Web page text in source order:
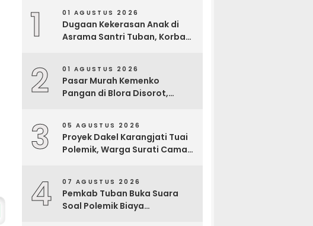
1 01 AGUSTUS 2026
Dugaan Kekerasan Anak di
Asrama Santri Tuban, Korban
2 01 AGUSTUS 2026
Pasar Murah Kemenko
Pangan di Blora Disorot,
3 05 AGUSTUS 2026
Proyek Dakel Karangjati Tuai
Polemik, Warga Surati Camat
4 07 AGUSTUS 2026
Pemkab Tuban Buka Suara
Soal Polemik Biaya